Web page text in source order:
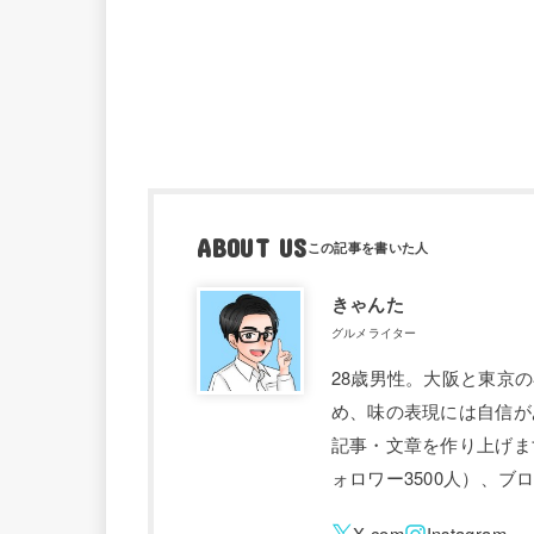
ABOUT US
きゃんた
グルメライター
28歳男性。大阪と東京
め、味の表現には自信
記事・文章を作り上げ
ォロワー3500人）、ブ